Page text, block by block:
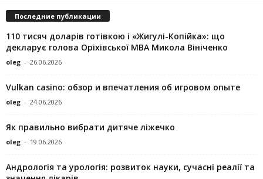
Последние публикации
110 тисяч доларів готівкою і «Жигулі-Копійка»: що
декларує голова Оріхівської МВА Микола Вініченко
oleg - 26.06.2026
Vulkan casino: обзор и впечатления об игровом опыте
oleg - 24.06.2026
Як правильно вибрати дитяче ліжечко
oleg - 19.06.2026
Андрологія та урологія: розвиток науки, сучасні реалії та